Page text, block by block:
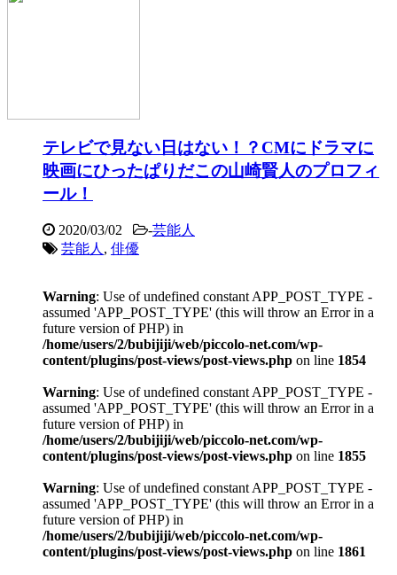
テレビで見ない日はない！？CMにドラマに
映画にひったぱりだこの山崎賢人のプロフィ
ール！
2020/03/02 -芸能人
芸能人 , 俳優
Warning: Use of undefined constant APP_POST_TYPE -
assumed 'APP_POST_TYPE' (this will throw an Error in a
future version of PHP) in
/home/users/2/bubijiji/web/piccolo-net.com/wp-
content/plugins/post-views/post-views.php on line 1854
Warning: Use of undefined constant APP_POST_TYPE -
assumed 'APP_POST_TYPE' (this will throw an Error in a
future version of PHP) in
/home/users/2/bubijiji/web/piccolo-net.com/wp-
content/plugins/post-views/post-views.php on line 1855
Warning: Use of undefined constant APP_POST_TYPE -
assumed 'APP_POST_TYPE' (this will throw an Error in a
future version of PHP) in
/home/users/2/bubijiji/web/piccolo-net.com/wp-
content/plugins/post-views/post-views.php on line 1861